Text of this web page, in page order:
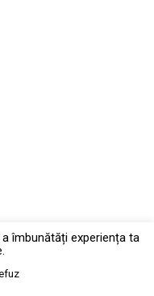
îmbunătăți experiența ta